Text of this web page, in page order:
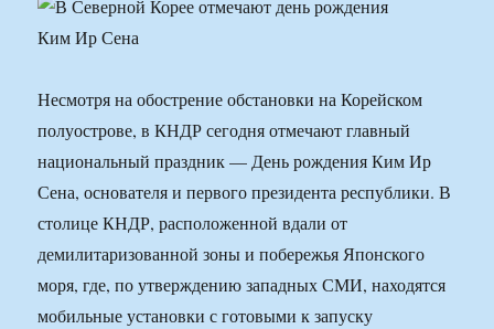
Несмотря на обострение обстановки на Корейском
полуострове, в КНДР сегодня отмечают главный
национальный праздник — День рождения Ким Ир
Сена, основателя и первого президента республики. В
столице КНДР, расположенной вдали от
демилитаризованной зоны и побережья Японского
моря, где, по утверждению западных СМИ, находятся
мобильные установки с готовыми к запуску